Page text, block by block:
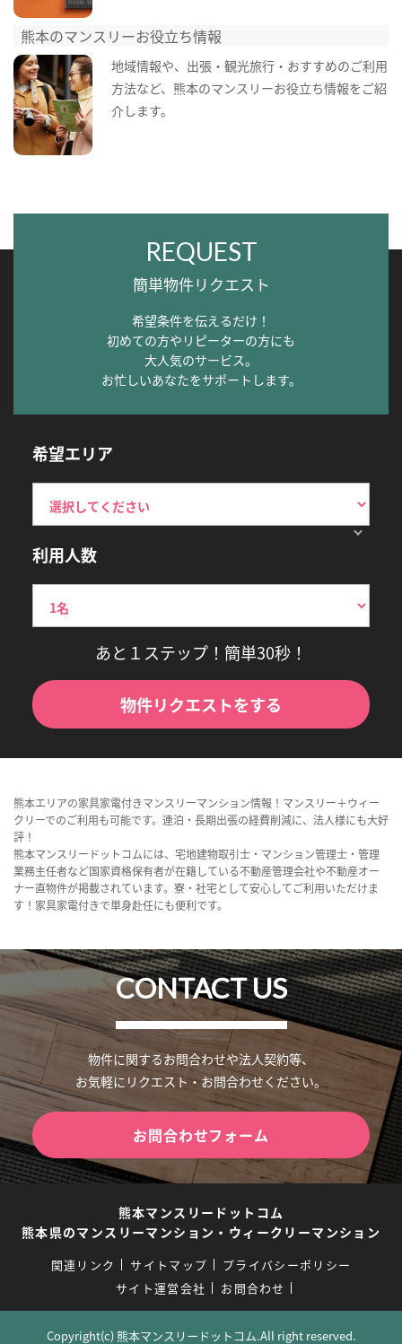
熊本のマンスリーお役立ち情報
地域情報や、出張・観光旅行・おすすめのご利用
方法など、熊本のマンスリーお役立ち情報をご紹
介します。
REQUEST
簡単物件リクエスト
希望条件を伝えるだけ！
初めての方やリピーターの方にも
大人気のサービス。
お忙しいあなたをサポートします。
希望エリア
利用人数
あと１ステップ！簡単30秒！
物件リクエストをする
熊本エリアの家具家電付きマンスリーマンション情報！マンスリー＋ウィー
クリーでのご利用も可能です。連泊・長期出張の経費削減に、法人様にも大好
評！
熊本マンスリードットコムには、宅地建物取引士・マンション管理士・管理
業務主任者など国家資格保有者が在籍している不動産管理会社や不動産オー
ナー直物件が掲載されています。寮・社宅として安心してご利用いただけま
す！家具家電付きで単身赴任にも便利です。
CONTACT US
物件に関するお問合わせや法人契約等、
お気軽にリクエスト・お問合わせください。
お問合わせフォーム
熊本マンスリードットコム
熊本県のマンスリーマンション・ウィークリーマンション
関連リンク サイトマップ
プライバシーポリシー
サイト運営会社
お問合わせ
Copyright(c) 熊本マンスリードットコム.All right reserved.